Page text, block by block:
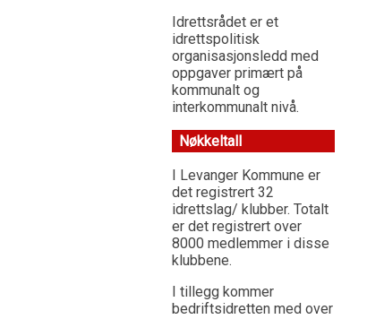
Idrettsrådet er et
idrettspolitisk
organisasjonsledd med
oppgaver primært på
kommunalt og
interkommunalt nivå.
Nøkkeltall
I Levanger Kommune er
det registrert 32
idrettslag/ klubber. Totalt
er det registrert over
8000 medlemmer i disse
klubbene.
I tillegg kommer
bedriftsidretten med over